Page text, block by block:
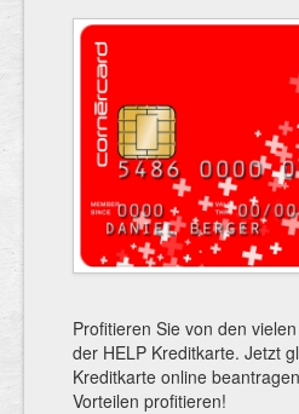
Profitieren Sie von den
der HELP Kreditkarte. Jetzt
Kreditkarte online
Vorteilen profitieren!